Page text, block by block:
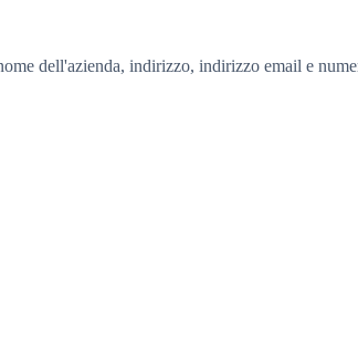
dell'azienda, indirizzo, indirizzo email e